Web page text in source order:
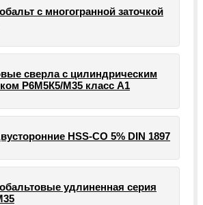
с многогранной заточкой
сверла с цилиндрическим
Р6М5К5/М35 класс А1
HSS-CO 5% DIN 1897
удлиненная серия